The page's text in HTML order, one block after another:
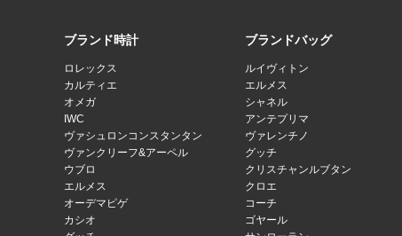
ブランド時計
ロレックス
カルティエ
オメガ
IWC
ヴァシュロンコンスタンタン
ヴァンクリーフ&アーペル
ウブロ
エルメス
オーデマピゲ
カシオ
ブランドバッグ
ルイヴィトン
エルメス
シャネル
アンテプリマ
ヴァレンチノ
グッチ
クリスチャンルブタン
クロエ
コーチ
ゴヤール